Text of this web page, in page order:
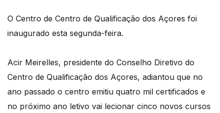
O Centro de Centro de Qualificação dos Açores foi
inaugurado esta segunda-feira.
Acir Meirelles, presidente do Conselho Diretivo do
Centro de Qualificação dos Açores, adiantou que no
ano passado o centro emitiu quatro mil certificados e
no próximo ano letivo vai lecionar cinco novos cursos